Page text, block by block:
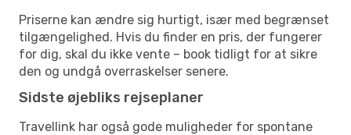
Priserne kan ændre sig hurtigt, især med begrænset
tilgængelighed. Hvis du finder en pris, der fungerer
for dig, skal du ikke vente – book tidligt for at sikre
den og undgå overraskelser senere.
Sidste øjebliks rejseplaner
Travellink har også gode muligheder for spontane